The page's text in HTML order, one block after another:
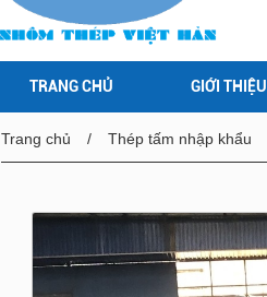
TRANG CHỦ GIỚI THIỆU
Trang chủ Thép tấm nhập khẩu